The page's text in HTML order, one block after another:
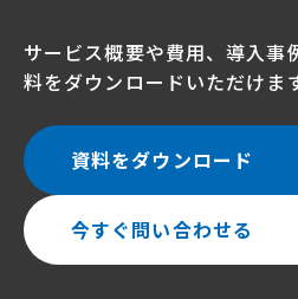
サービス概要や費用、導入事
料をダウンロードいただけます
資料をダウンロード
今すぐ問い合わせる